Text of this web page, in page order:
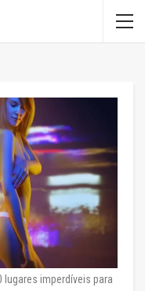
lugares imperdíveis para